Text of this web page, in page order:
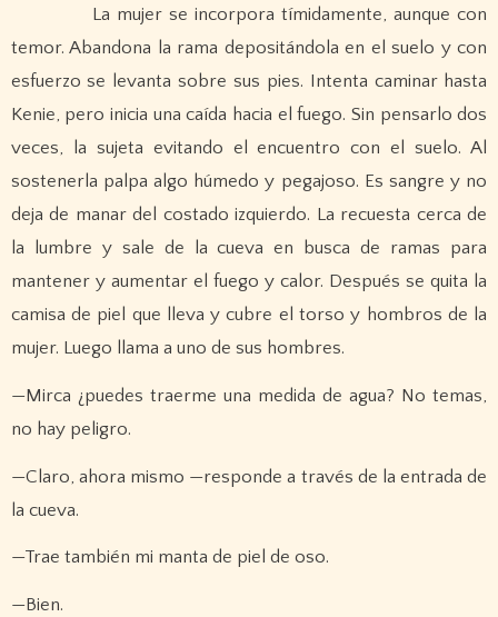
La mujer se incorpora tímidamente, aunque con
temor. Abandona la rama depositándola en el suelo y con
esfuerzo se levanta sobre sus pies. Intenta caminar hasta
Kenie, pero inicia una caída hacia el fuego. Sin pensarlo dos
veces, la sujeta evitando el encuentro con el suelo. Al
sostenerla palpa algo húmedo y pegajoso. Es sangre y no
deja de manar del costado izquierdo. La recuesta cerca de
la lumbre y sale de la cueva en busca de ramas para
mantener y aumentar el fuego y calor. Después se quita la
camisa de piel que lleva y cubre el torso y hombros de la
mujer. Luego llama a uno de sus hombres.
—Mirca ¿puedes traerme una medida de agua? No temas,
no hay peligro.
—Claro, ahora mismo —responde a través de la entrada de
la cueva.
—Trae también mi manta de piel de oso.
—Bien.